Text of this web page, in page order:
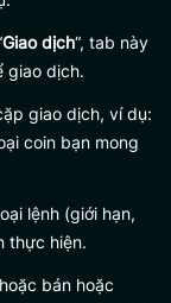
Giao dịch“, tab này
giao dịch.
giao dịch, ví dụ:
coin bạn mong
lệnh (giới hạn,
thực hiện.
bán hoặc